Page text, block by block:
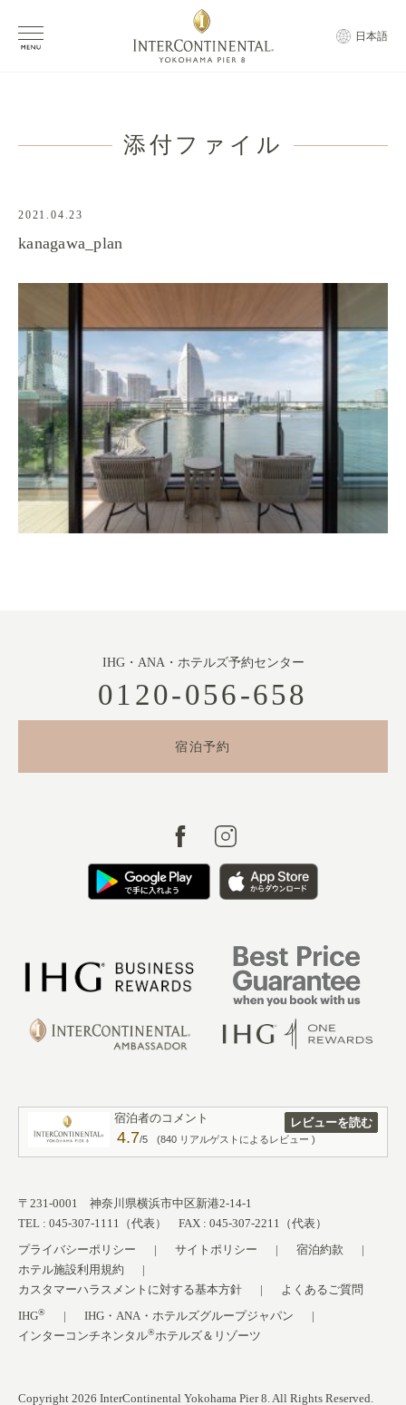
日本語
添付ファイル
2021.04.23
kanagawa_plan
IHG・ANA・ホテルズ予約センター
0120-056-658
宿泊予約
宿泊者のコメント
4.7/5 (840 リアルゲストによるレビュー )
レビューを読む
〒231-0001 神奈川県横浜市中区新港2-14-1
TEL : 045-307-1111（代表） FAX : 045-307-2211（代表）
プライバシーポリシー
サイトポリシー
宿泊約款
ホテル施設利用規約
カスタマーハラスメントに対する基本方針
よくあるご質問
IHG®
IHG・ANA・ホテルズグループジャパン
インターコンチネンタル®ホテルズ＆リゾーツ
Copyright 2026 InterContinental Yokohama Pier 8. All Rights Reserved.